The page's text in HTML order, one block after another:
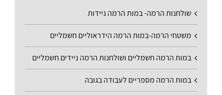
שולחנות הרמה- במות הרמה ניידות
משטחי הרמה-במות הרמה הידראוליים חשמליים
במות הרמה חשמליים ושולחנות הרמה ניידים חשמליים
במות הרמה מספריים לעבודה בגובה